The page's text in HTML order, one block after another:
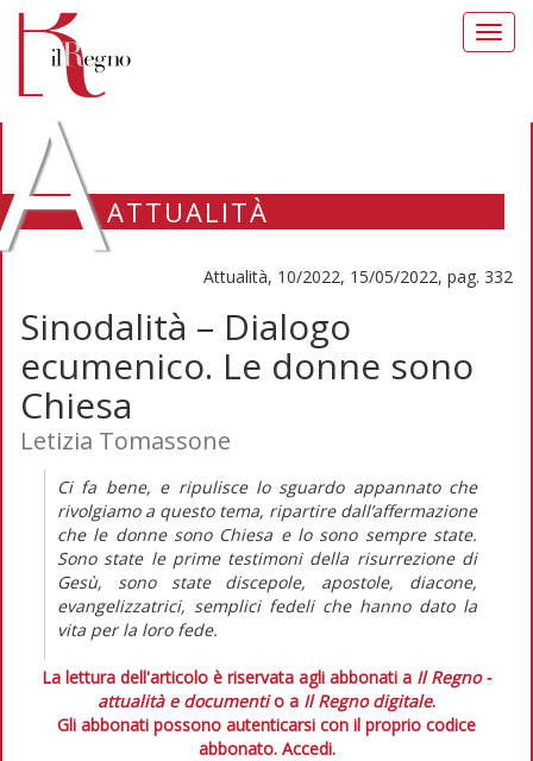
ATTUALITÀ
Attualità, 10/2022, 15/05/2022, pag. 332
Sinodalità – Dialogo
ecumenico. Le donne sono
Chiesa
Letizia Tomassone
Ci fa bene, e ripulisce lo sguardo appannato che
rivolgiamo a questo tema, ripartire dall’affermazione
che le donne sono Chiesa e lo sono sempre state.
Sono state le prime testimoni della risurrezione di
Gesù, sono state discepole, apostole, diacone,
evangelizzatrici, semplici fedeli che hanno dato la
vita per la loro fede.
La lettura dell'articolo è riservata agli abbonati a Il Regno -
attualità e documentio a Il Regno digitale.
Gli abbonati possono autenticarsi con il proprio codice
abbonato. Accedi.